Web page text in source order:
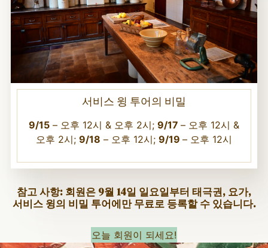
서비스 윙 투어의 비밀
9/15 – 오후 12시 & 오후 2시; 9/17 – 오후 12시 &
오후 2시; 9/18 – 오후 12시; 9/19 – 오후 12시
참고 사항: 회원은 9월 14일 일요일부터 태극권, 요가,
서비스 윙의 비밀 투어에만 무료로 등록할 수 있습니다.
오늘 회원이 되세요!